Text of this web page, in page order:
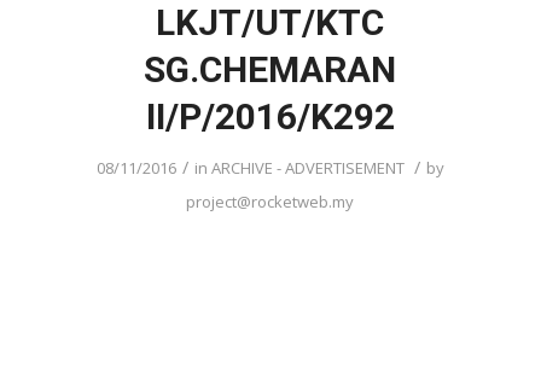
LKJT/UT/KTC
SG.CHEMARAN
II/P/2016/K292
08/11/2016 / in ARCHIVE - ADVERTISEMENT / by
project@rocketweb.my